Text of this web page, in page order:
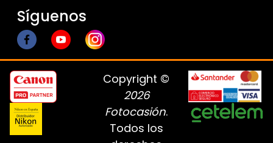
Síguenos
Copyright ©
2026
Fotocasión.
Todos los